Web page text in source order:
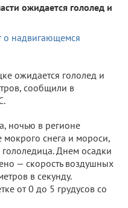
ожидается гололед и
ожидается гололед и
сообщили в
ночью в регионе
снега и мороси,
Днем осадки
— скорость воздушных
в секунду.
от 0 до 5 грудусов со